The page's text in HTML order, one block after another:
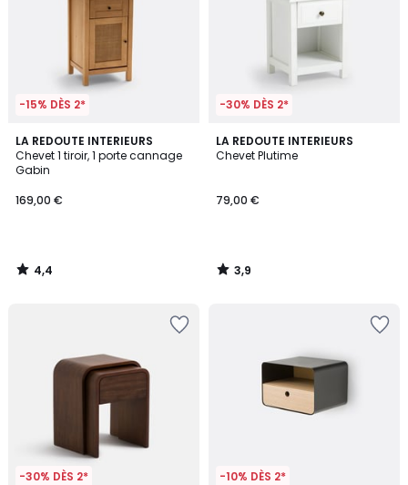
-15% DÈS 2*
LA REDOUTE INTERIEURS
Chevet 1 tiroir, 1 porte cannage
Gabin
169,00 €
4,4
/ 5
4,4
/
-30% DÈS 2*
LA REDOUTE INTERIEURS
Chevet Plutime
79,00 €
3,9
/ 5
3,9
/
-30% DÈS 2* -10% DÈS 2*